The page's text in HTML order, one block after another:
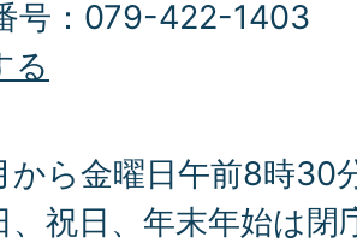
号：079-422-1403
る
から金曜日午前8時30
、祝日、年末年始は閉